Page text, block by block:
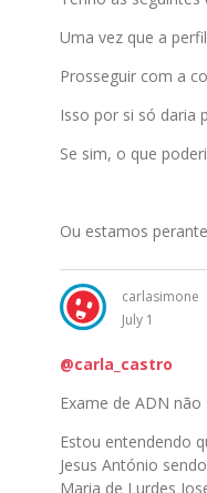
Uma vez que a
Prosseguir com a
Isso por si só daria
Se sim, o que
Ou estamos
carlasimone
July 1
@carla_castro
Exame de ADN
Estou entendendo
Jesus António
Maria de Lurdes